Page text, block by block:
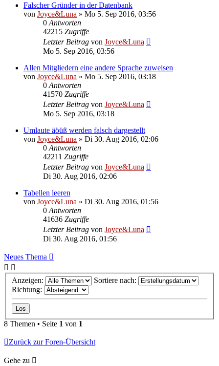
Falscher Gründer in der Datenbank
von Joyce&Luna » Mo 5. Sep 2016, 03:56
0 Antworten
42215 Zugriffe
Letzter Beitrag von Joyce&Luna
Mo 5. Sep 2016, 03:56
Allen Mitgliedern eine andere Sprache zuweisen
von Joyce&Luna » Mo 5. Sep 2016, 03:18
0 Antworten
41570 Zugriffe
Letzter Beitrag von Joyce&Luna
Mo 5. Sep 2016, 03:18
Umlaute äöüß werden falsch dargestellt
von Joyce&Luna » Di 30. Aug 2016, 02:06
0 Antworten
42211 Zugriffe
Letzter Beitrag von Joyce&Luna
Di 30. Aug 2016, 02:06
Tabellen leeren
von Joyce&Luna » Di 30. Aug 2016, 01:56
0 Antworten
41636 Zugriffe
Letzter Beitrag von Joyce&Luna
Di 30. Aug 2016, 01:56
Neues Thema
Anzeigen:
Sortiere nach:
Richtung:
8 Themen • Seite 1 von 1
Zurück zur Foren-Übersicht
Gehe zu